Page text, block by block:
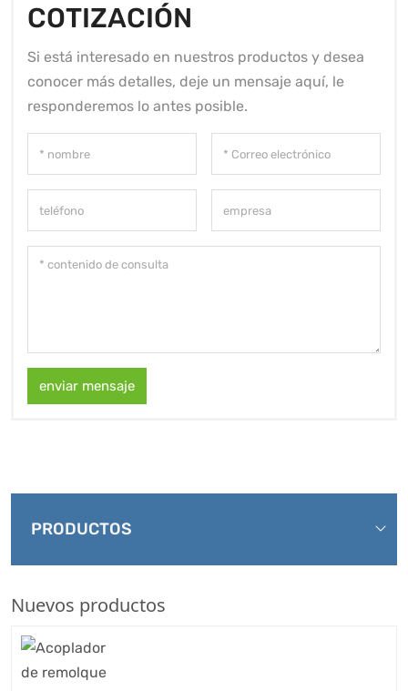
COTIZACIÓN
Si está interesado en nuestros productos y desea
conocer más detalles, deje un mensaje aquí, le
responderemos lo antes posible.
enviar mensaje
PRODUCTOS
Nuevos productos